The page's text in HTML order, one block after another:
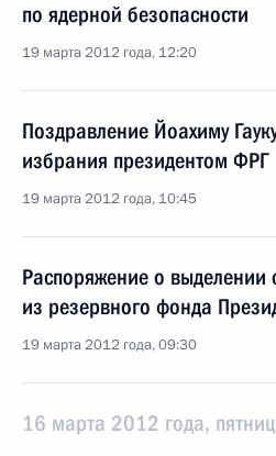
по ядерной безопасности
19 марта 2012 года, 12:20
Поздравление Йоахиму
избрания президентом ФРГ
19 марта 2012 года, 10:45
Распоряжение о выделении
из резервного фонда
19 марта 2012 года, 09:30
16 марта 2012 года,